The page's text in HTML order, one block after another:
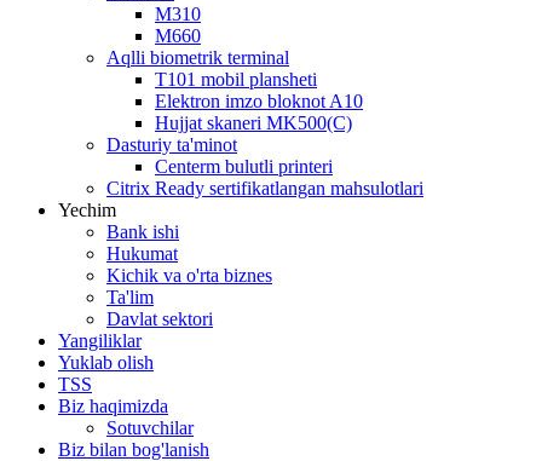
M310
M660
Aqlli biometrik terminal
T101 mobil plansheti
Elektron imzo bloknot A10
Hujjat skaneri MK500(C)
Dasturiy ta'minot
Centerm bulutli printeri
Citrix Ready sertifikatlangan mahsulotlari
Yechim
Bank ishi
Hukumat
Kichik va o'rta biznes
Ta'lim
Davlat sektori
Yangiliklar
Yuklab olish
TSS
Biz haqimizda
Sotuvchilar
Biz bilan bog'lanish